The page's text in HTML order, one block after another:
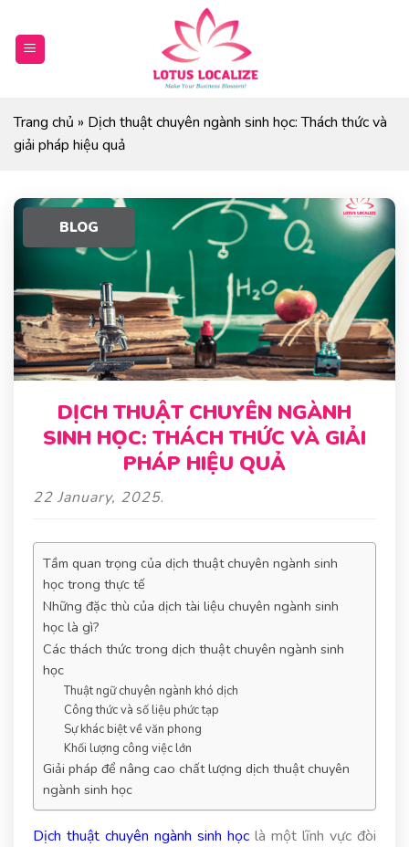
content
Trang chủ » Dịch thuật chuyên ngành sinh học: Thách thức và
giải pháp hiệu quả
BLOG
DỊCH THUẬT CHUYÊN NGÀNH
SINH HỌC: THÁCH THỨC VÀ GIẢI
PHÁP HIỆU QUẢ
22 January, 2025.
Tầm quan trọng của dịch thuật chuyên ngành sinh
học trong thực tế
Những đặc thù của dịch tài liệu chuyên ngành sinh
học là gì?
Các thách thức trong dịch thuật chuyên ngành sinh
học
Thuật ngữ chuyên ngành khó dịch
Công thức và số liệu phức tạp
Sự khác biệt về văn phong
Khối lượng công việc lớn
Giải pháp để nâng cao chất lượng dịch thuật chuyên
ngành sinh học
Dịch thuật chuyên ngành sinh học là một lĩnh vực đòi